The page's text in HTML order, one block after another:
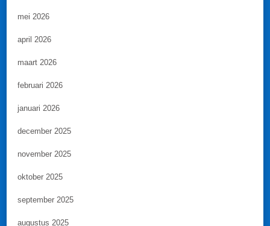
mei 2026
april 2026
maart 2026
februari 2026
januari 2026
december 2025
november 2025
oktober 2025
september 2025
augustus 2025